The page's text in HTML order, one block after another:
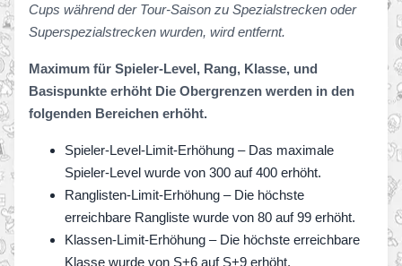
Cups während der Tour-Saison zu Spezialstrecken oder
Superspezialstrecken wurden, wird entfernt.
Maximum für Spieler-Level, Rang, Klasse, und
Basispunkte erhöht Die Obergrenzen werden in den
folgenden Bereichen erhöht.
Spieler-Level-Limit-Erhöhung – Das maximale
Spieler-Level wurde von 300 auf 400 erhöht.
Ranglisten-Limit-Erhöhung – Die höchste
erreichbare Rangliste wurde von 80 auf 99 erhöht.
Klassen-Limit-Erhöhung – Die höchste erreichbare
Klasse wurde von S+6 auf S+9 erhöht.